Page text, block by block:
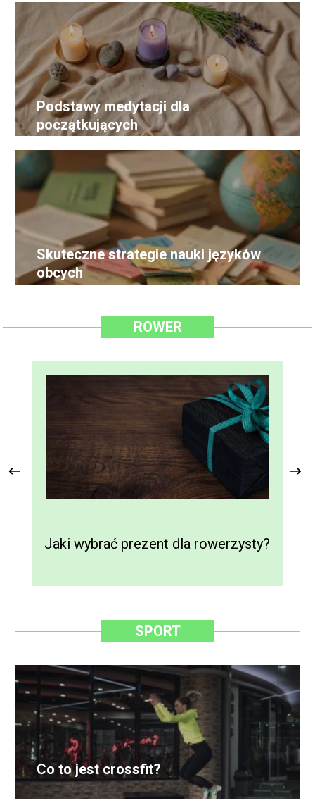
Podstawy medytacji dla
początkujących
Skuteczne strategie nauki języków
obcych
ROWER
Jaki wybrać prezent dla rowerzysty?
SPORT
Co to jest crossfit?